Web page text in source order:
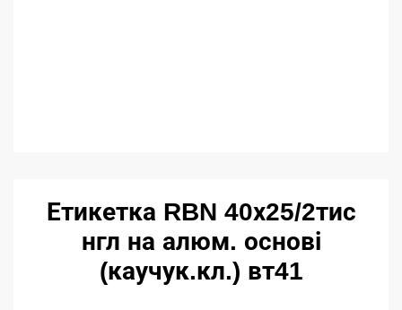
Етикетка RBN 40х25/2тис
нгл на алюм. основі
(каучук.кл.) вт41